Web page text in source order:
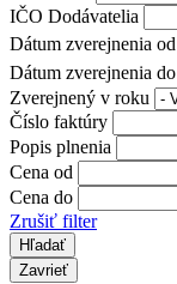
IČO Dodávatelia
Dátum zverejnenia od
Dátum zverejnenia do
Zverejnený v roku
Číslo faktúry
Popis plnenia
Cena od
Cena do
Zrušiť filter
Zavrieť